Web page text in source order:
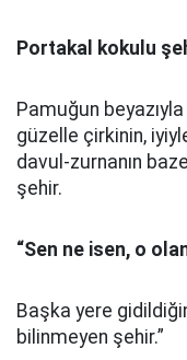
Portakal kokulu
Pamuğun beyazıyla
güzelle çirkinin,
davul-zurnanın
şehir.
“Sen ne isen, o
Başka yere
bilinmeyen şehir.”